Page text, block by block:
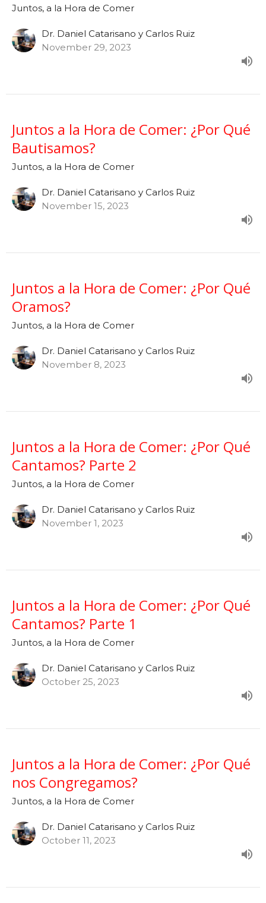
Juntos, a la Hora de Comer
Dr. Daniel Catarisano y Carlos Ruiz
November 29, 2023
Juntos a la Hora de Comer: ¿Por Qué
Bautisamos?
Juntos, a la Hora de Comer
Dr. Daniel Catarisano y Carlos Ruiz
November 15, 2023
Juntos a la Hora de Comer: ¿Por Qué
Oramos?
Juntos, a la Hora de Comer
Dr. Daniel Catarisano y Carlos Ruiz
November 8, 2023
Juntos a la Hora de Comer: ¿Por Qué
Cantamos? Parte 2
Juntos, a la Hora de Comer
Dr. Daniel Catarisano y Carlos Ruiz
November 1, 2023
Juntos a la Hora de Comer: ¿Por Qué
Cantamos? Parte 1
Juntos, a la Hora de Comer
Dr. Daniel Catarisano y Carlos Ruiz
October 25, 2023
Juntos a la Hora de Comer: ¿Por Qué
nos Congregamos?
Juntos, a la Hora de Comer
Dr. Daniel Catarisano y Carlos Ruiz
October 11, 2023